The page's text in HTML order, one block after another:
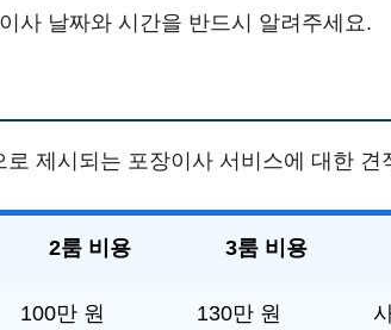
사 날짜와 시간을 반드시 알려주세요.
제시되는 포장이사 서비스에 대한 견
2룸 비용 3룸 비용
100만 원 130만 원